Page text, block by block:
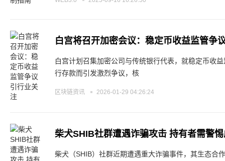
白宫将召开加密会议：稳定币收益监管争
白宫计划召集加密公司与传统银行代表，就稳定币收
行存款而引发激烈争议，核
区块链资讯 2026-01-29 04:26:24
柴犬SHIB社群遭遇诈骗攻击 持有者需警
柴犬（SHIB）社群近期遭遇重大诈骗事件，其生态合